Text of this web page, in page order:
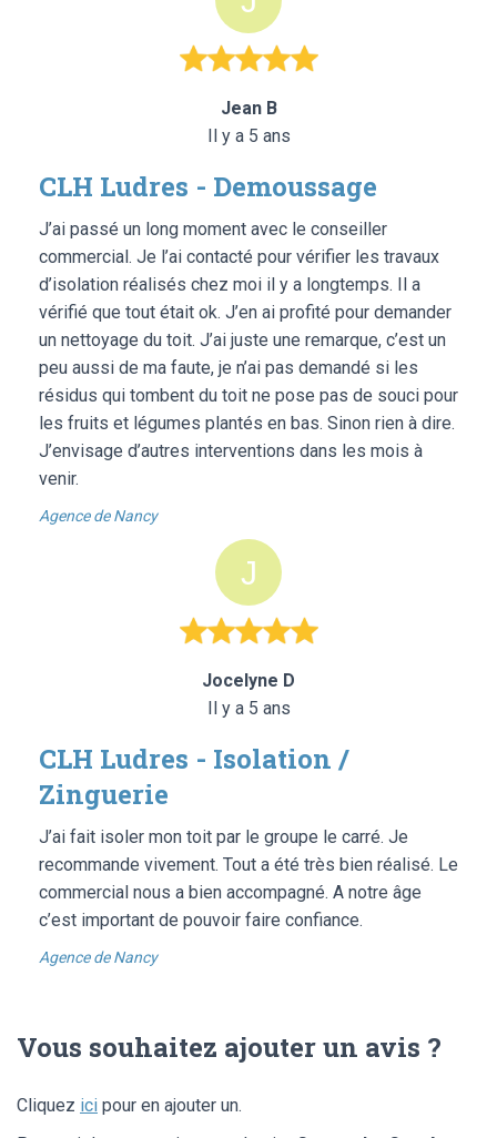
Jean B
Il y a 5 ans
CLH Ludres - Demoussage
J’ai passé un long moment avec le conseiller
commercial. Je l’ai contacté pour vérifier les travaux
d’isolation réalisés chez moi il y a longtemps. Il a
vérifié que tout était ok. J’en ai profité pour demander
un nettoyage du toit. J’ai juste une remarque, c’est un
peu aussi de ma faute, je n’ai pas demandé si les
résidus qui tombent du toit ne pose pas de souci pour
les fruits et légumes plantés en bas. Sinon rien à dire.
J’envisage d’autres interventions dans les mois à
venir.
Agence de Nancy
Jocelyne D
Il y a 5 ans
CLH Ludres - Isolation /
Zinguerie
J’ai fait isoler mon toit par le groupe le carré. Je
recommande vivement. Tout a été très bien réalisé. Le
commercial nous a bien accompagné. A notre âge
c’est important de pouvoir faire confiance.
Agence de Nancy
Vous souhaitez ajouter un avis ?
Cliquez ici pour en ajouter un.